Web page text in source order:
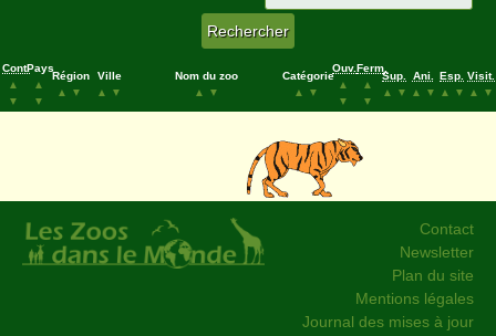
Cont.
▲
▼
Pays
▲
▼
Région
▲
▼
Ville
▲
▼
Nom du zoo
▲
▼
Catégorie
▲
▼
Ouv.
▲
▼
Ferm.
▲
▼
Sup.
▲
▼
Ani.
▲
▼
Esp.
▲
▼
Visit.
▲
▼
Contact
Newsletter
Plan du site
Mentions légales
Journal des mises à jour